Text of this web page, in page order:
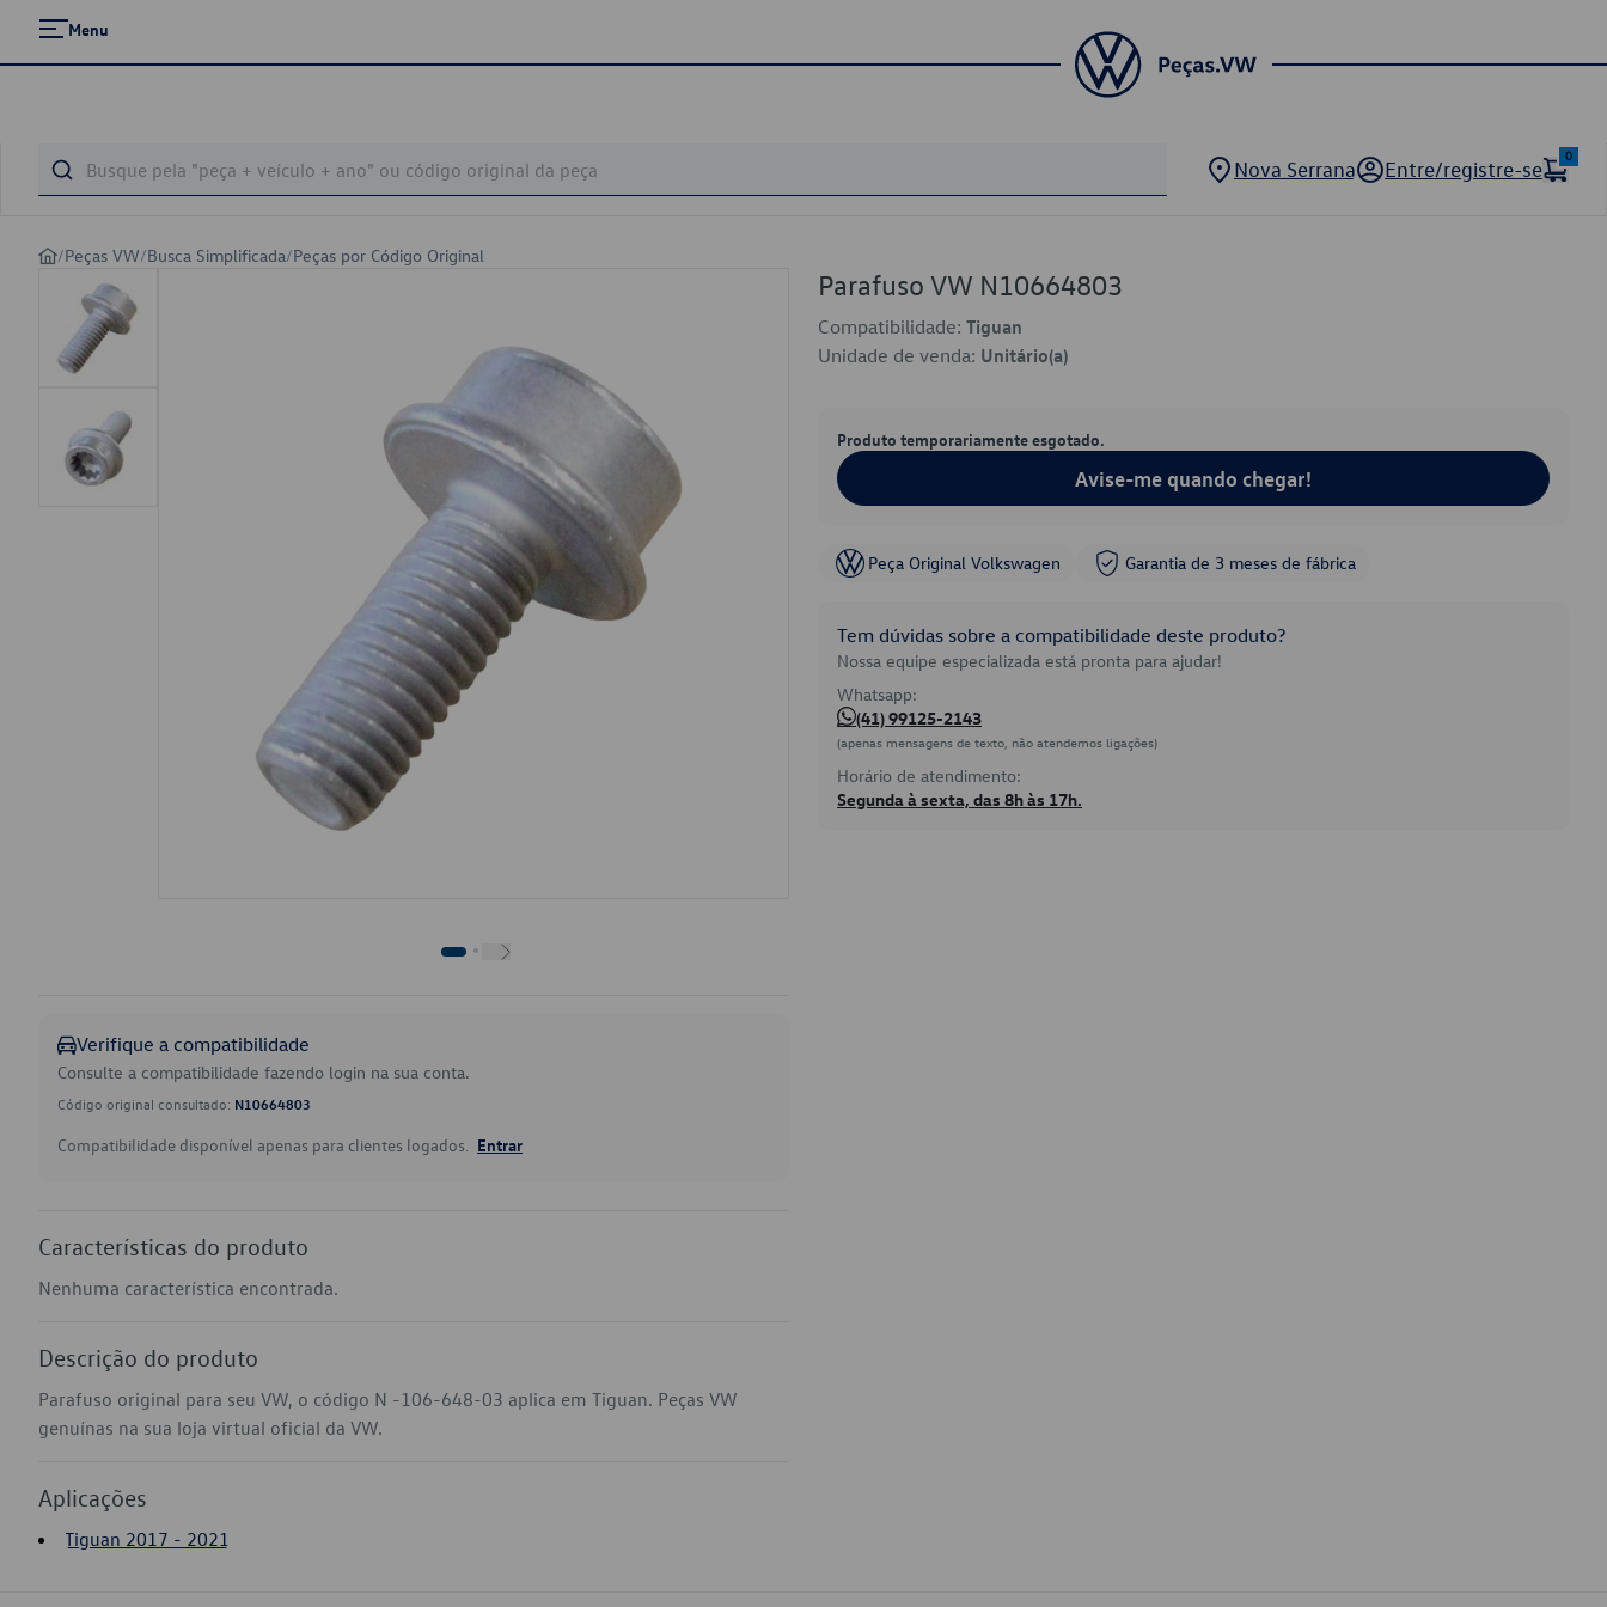
Menu
Nova Serrana Entre/registre-se
0
/Peças VW/Busca Simplificada/Peças por Código Original
Verifique a compatibilidade
Consulte a compatibilidade fazendo login na sua conta.
Código original consultado: N10664803
Compatibilidade disponível apenas para clientes logados. Entrar
Características do produto
Nenhuma característica encontrada.
Descrição do produto
Parafuso original para seu VW, o código N -106-648-03 aplica em Tiguan. Peças VW
genuínas na sua loja virtual oficial da VW.
Aplicações
Tiguan 2017 - 2021
Parafuso VW N10664803
Compatibilidade: Tiguan
Unidade de venda: Unitário(a)
Produto temporariamente esgotado.
Avise-me quando chegar!
Peça Original Volkswagen Garantia de 3 meses de fábrica
Tem dúvidas sobre a compatibilidade deste produto?
Nossa equipe especializada está pronta para ajudar!
Whatsapp:
(41) 99125-2143
(apenas mensagens de texto, não atendemos ligações)
Horário de atendimento:
Segunda à sexta, das 8h às 17h.